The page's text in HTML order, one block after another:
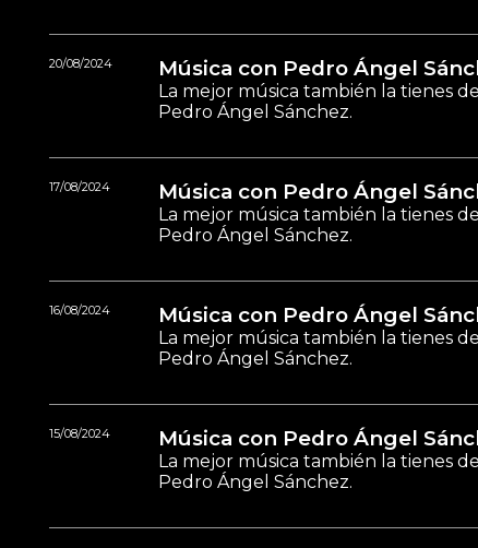
20/08/2024 Música con Pedro Ángel
La mejor música también la tienes
Pedro Ángel Sánchez.
17/08/2024 Música con Pedro Ángel
La mejor música también la tienes
Pedro Ángel Sánchez.
16/08/2024 Música con Pedro Ángel
La mejor música también la tienes
Pedro Ángel Sánchez.
15/08/2024 Música con Pedro Ángel
La mejor música también la tienes
Pedro Ángel Sánchez.